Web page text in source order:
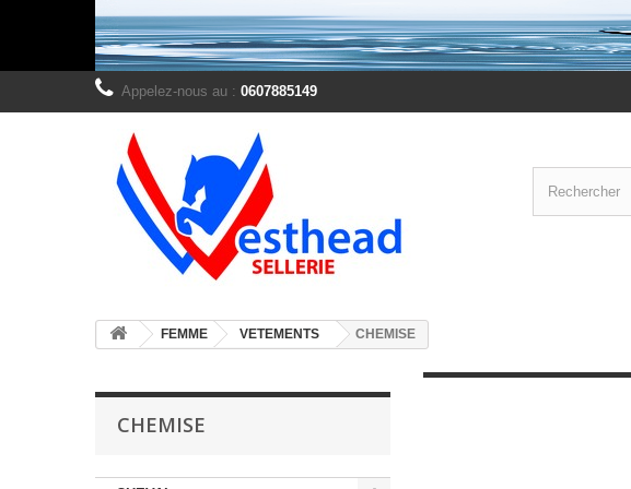
Appelez-nous au : 0607885149
FEMME VETEMENTS CHEMISE
CHEMISE